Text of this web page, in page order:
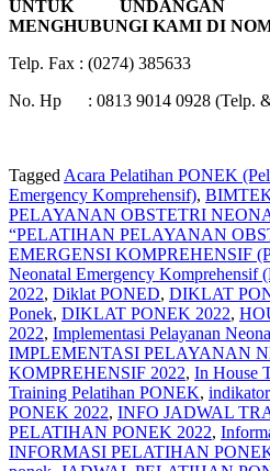
UNTUK UNDANGAN
MENGHUBUNGI KAMI DI
Telp. Fax : (0274) 385633
No. Hp : 0813 9014 0928 (Telp.
Tagged Acara Pelatihan PONEK
Emergency Komprehensif),
PELAYANAN OBSTETRI
“PELATIHAN PELAYANAN
EMERGENSI KOMPREHENSIF
Neonatal Emergency Komprehensif
2022, Diklat PONED, DIKLAT
Ponek, DIKLAT PONEK 2022,
2022, Implementasi Pelayanan
IMPLEMENTASI PELAYANAN
KOMPREHENSIF 2022, In House
Training Pelatihan PONEK,
PONEK 2022, INFO JADWAL
PELATIHAN PONEK 2022,
INFORMASI PELATIHAN